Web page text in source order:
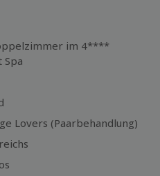
im 4****
Spa
Lovers (Paarbehandlung)